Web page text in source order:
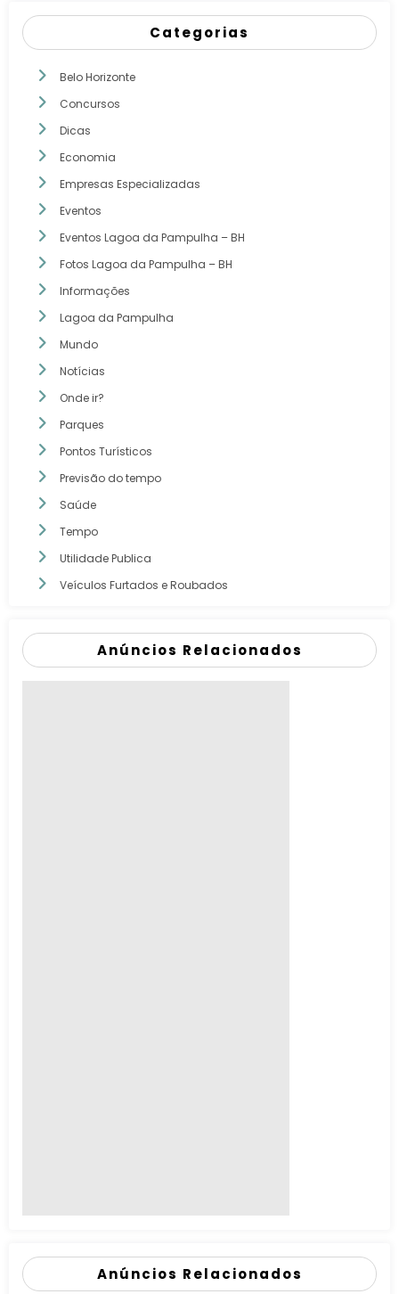
Categorias
Belo Horizonte
Concursos
Dicas
Economia
Empresas Especializadas
Eventos
Eventos Lagoa da Pampulha – BH
Fotos Lagoa da Pampulha – BH
Informações
Lagoa da Pampulha
Mundo
Notícias
Onde ir?
Parques
Pontos Turísticos
Previsão do tempo
Saúde
Tempo
Utilidade Publica
Veículos Furtados e Roubados
Anúncios Relacionados
Anúncios Relacionados